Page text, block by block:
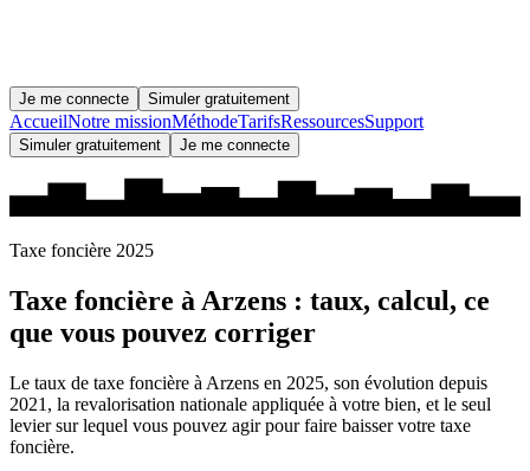
Je me connecte Simuler gratuitement
AccueilNotre missionMéthodeTarifsRessourcesSupport
Simuler gratuitement Je me connecte
Taxe foncière 2025
Taxe foncière àArzens : taux, calcul, ce
que vous pouvez corriger
Le taux de taxe foncière à Arzens en 2025, son évolution depuis
2021, la revalorisation nationale appliquée à votre bien, et le seul
levier sur lequel vous pouvez agir pour faire baisser votre taxe
foncière.